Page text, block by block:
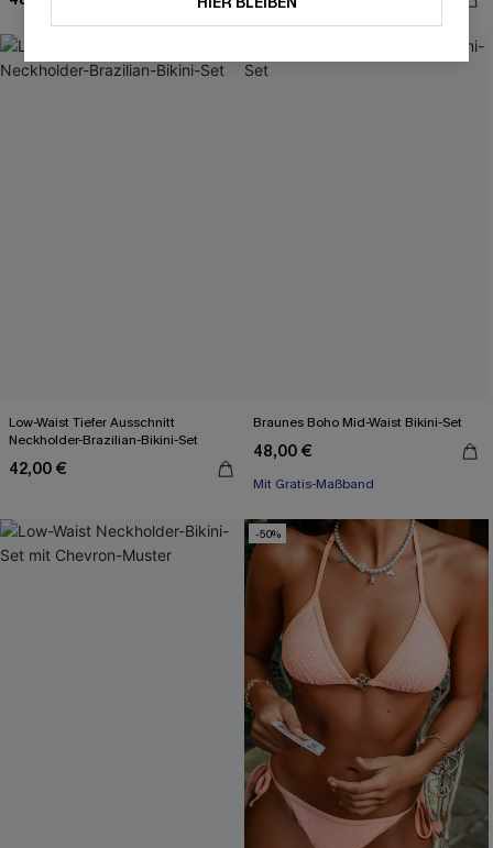
Low-Waist Tiefer Ausschnitt
Neckholder-Brazilian-Bikini-Set
42,00 €
Braunes Boho Mid-Waist Bikini-Set
48,00 €
Mit Gratis-Maßband
-50%